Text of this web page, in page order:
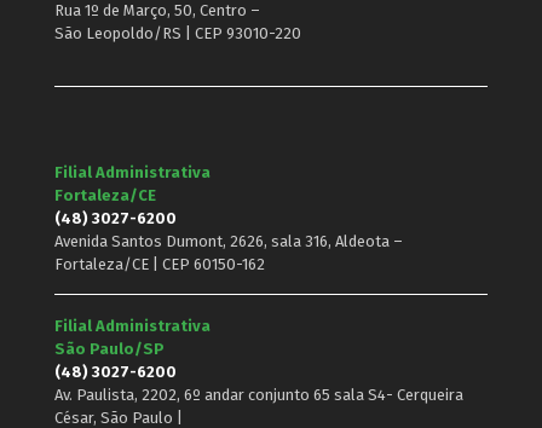
Rua 1º de Março, 50, Centro –
São Leopoldo/RS | CEP 93010-220
Filial Administrativa
Fortaleza/CE
(48) 3027-6200
Avenida Santos Dumont, 2626, sala 316, Aldeota –
Fortaleza/CE | CEP 60150-162
Filial Administrativa
São Paulo/SP
(48) 3027-6200
Av. Paulista, 2202, 6º andar conjunto 65 sala S4- Cerqueira
César, São Paulo |